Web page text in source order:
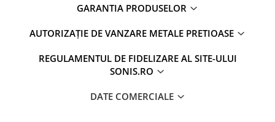
GARANTIA PRODUSELOR
AUTORIZAȚIE DE VANZARE METALE PRETIOASE
REGULAMENTUL DE FIDELIZARE AL SITE-ULUI
SONIS.RO
DATE COMERCIALE